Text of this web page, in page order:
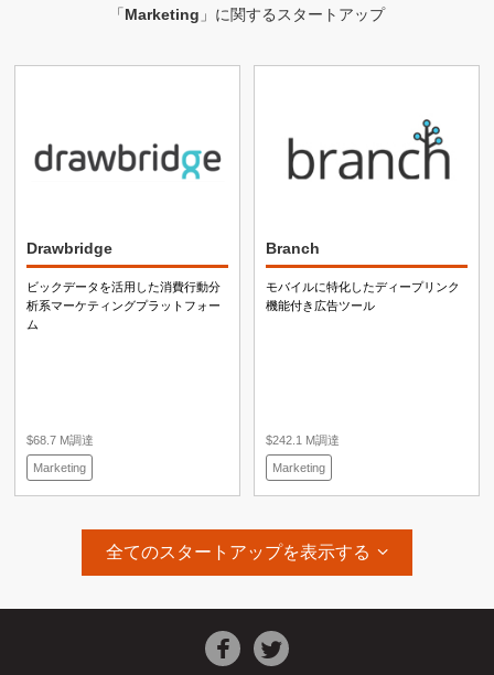
「Marketing 」に関するスタートアップ
Drawbridge
ビックデータを活用した消費行動分
析系マーケティングプラットフォー
ム
$68.7 M調達
Marketing
Branch
モバイルに特化したディープリンク
機能付き広告ツール
$242.1 M調達
Marketing
全てのスタートアップを表示する